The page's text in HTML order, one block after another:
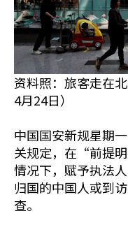
资料照：旅客走在
4月24日）
中国国安新规星期
关规定，在“前提
情况下，赋予执法
归国的中国人或到
查。